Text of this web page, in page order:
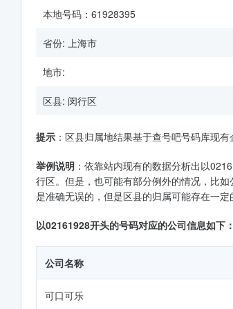
本地号码：61928395
省份: 上海市
地市:
区县: 闵行区
提示 ：区县归属地结果基于查号吧号码库现
举例说明 ：依靠站内现有的数据分析出以
行区。但是，也可能有部分例外的情况，比
是准确无误的，但是区县的归属可能存在一定
以02161928开头的号码对应的公司信息如下：
公司名称
可口可乐